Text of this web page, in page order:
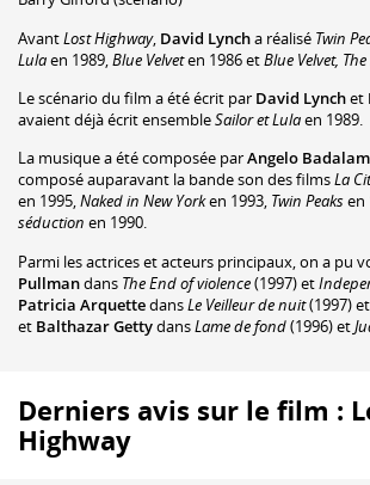
AvantLost Highway, David Lyncha réalisé Twin
Lulaen 1989, Blue Velveten 1986 etBlue Velvet,
Le scénario du film a été écrit par David Lynchet
avaient déjà écrit ensembleSailor et Lulaen 1989.
La musique a été composée parAngelo
composé auparavant la bande son des filmsLa
en 1995,Naked in New Yorken 1993, Twin Peaksen
séduction en 1990.
Parmi les actrices et acteurs principaux, on a pu
Pullmandans The End of violence(1997) et
Patricia ArquettedansLe Veilleur de nuit(1997) et
et Balthazar GettydansLame de fond(1996) et
Derniers avis sur le film :
Highway